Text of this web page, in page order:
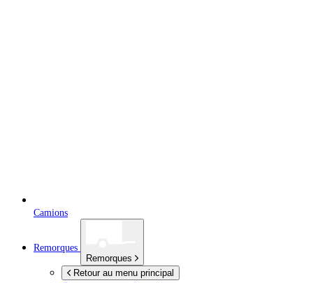
Camions
Remorques
Remorques
Retour au menu principal